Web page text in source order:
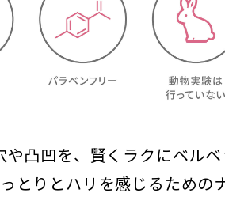
や凸凹を、賢くラクにベルベ
とりとハリを感じるための